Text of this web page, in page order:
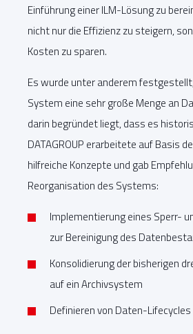
Einführung einer ILM-Lösung zu
nicht nur die Effizienz zu steigern,
Kosten zu sparen.
Es wurde unter anderem
System eine sehr große Menge an
darin begründet liegt, dass es
DATAGROUP erarbeitete auf Basis
hilfreiche Konzepte und gab
Reorganisation des Systems:
Implementierung eines Sperr-
zur Bereinigung des
Konsolidierung der bisherigen
auf ein Archivsystem
Definieren von Daten-Lifecycles